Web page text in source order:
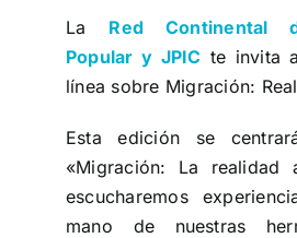
La Red Continental
Popular y JPIC te invita
línea sobre Migración:
Esta edición se
«Migración: La realidad
escucharemos
mano de nuestras